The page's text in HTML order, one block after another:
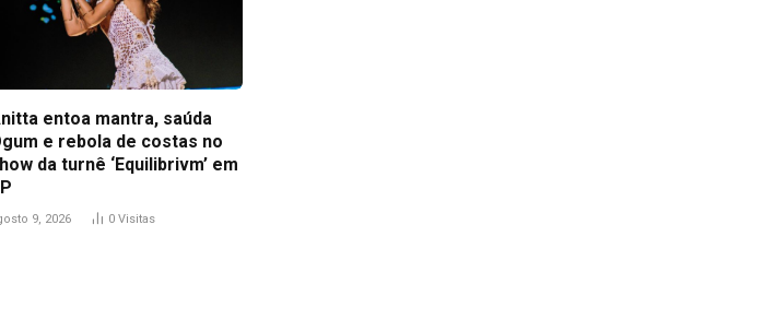
entoa mantra, saúda
e rebola de costas no
da turnê ‘Equilibrivm’ em
9, 2026 0 Visitas